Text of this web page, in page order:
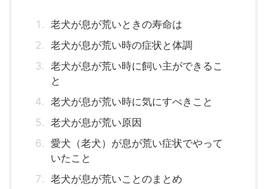
老犬が息が荒いときの寿命は
老犬が息が荒い時の症状と体調
老犬が息が荒い時に飼い主ができるこ
と
老犬が息が荒い時に気にすべきこと
老犬が息が荒い原因
愛犬（老犬）が息が荒い症状でやって
いたこと
老犬が息が荒いことのまとめ